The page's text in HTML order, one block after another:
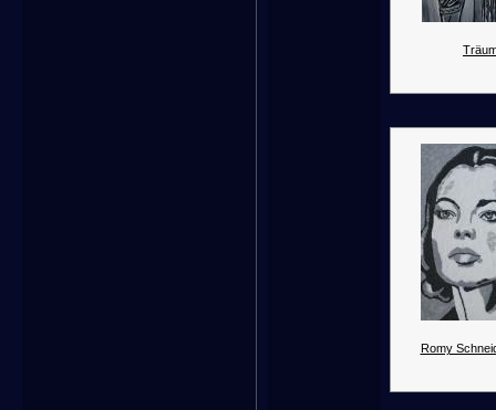
Romy